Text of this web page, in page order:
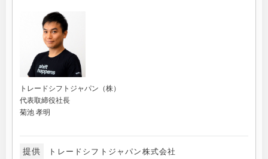
トレードシフトジャパン（株）
代表取締役社長
菊池 孝明
提供 トレードシフトジャパン株式会社